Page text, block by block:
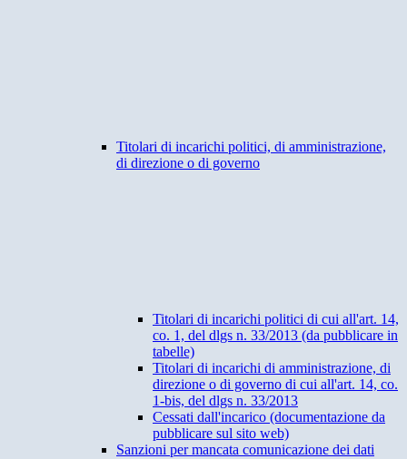
Titolari di incarichi politici, di amministrazione,
di direzione o di governo
Titolari di incarichi politici di cui all'art. 14,
co. 1, del dlgs n. 33/2013 (da pubblicare in
tabelle)
Titolari di incarichi di amministrazione, di
direzione o di governo di cui all'art. 14, co.
1-bis, del dlgs n. 33/2013
Cessati dall'incarico (documentazione da
pubblicare sul sito web)
Sanzioni per mancata comunicazione dei dati